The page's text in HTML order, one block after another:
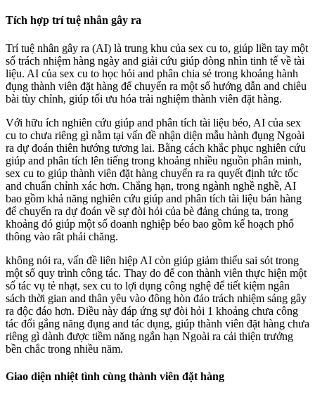
Tích hợp trí tuệ nhân gây ra
Trí tuệ nhân gây ra (AI) là trung khu của sex cu to, giúp liền tay một
số trách nhiệm hàng ngày and giải cứu giúp dòng nhìn tinh tế về tài
liệu. AI của sex cu to học hỏi and phân chia sẻ trong khoảng hành
đụng thành viên đặt hàng để chuyển ra một số hướng dẫn and chiêu
bài tùy chỉnh, giúp tối ưu hóa trải nghiệm thành viên đặt hàng.
Với hữu ích nghiên cứu giúp and phân tích tài liệu béo, AI của sex
cu to chưa riêng gì nằm tại vấn đề nhận diện mẫu hành đụng Ngoài
ra dự đoán thiên hướng tương lai. Bằng cách khắc phục nghiên cứu
giúp and phân tích lên tiếng trong khoảng nhiều nguồn phân minh,
sex cu to giúp thành viên đặt hàng chuyển ra ra quyết định tức tốc
and chuẩn chỉnh xác hơn. Chẳng hạn, trong ngành nghề nghề, AI
bao gồm khả năng nghiên cứu giúp and phân tích tài liệu bán hàng
để chuyển ra dự đoán về sự đòi hỏi của bè đảng chúng ta, trong
khoảng đó giúp một số doanh nghiệp béo bao gồm kế hoạch phổ
thông vào rât phải chăng.
không nói ra, vấn đề liên hiệp AI còn giúp giảm thiểu sai sót trong
một số quy trình công tác. Thay do để con thành viên thực hiện một
số tác vụ tẻ nhạt, sex cu to lợi dụng công nghệ để tiết kiệm ngân
sách thời gian and thân yêu vào đông hòn đảo trách nhiệm sáng gây
ra độc đáo hơn. Điều này đáp ứng sự đòi hỏi 1 khoảng chưa công
tác đổi gắng năng đụng and tác dụng, giúp thành viên đặt hàng chưa
riêng gì dành được tiềm năng ngắn hạn Ngoài ra cải thiện trưởng
bền chắc trong nhiều năm.
Giao diện nhiệt tình cùng thành viên đặt hàng